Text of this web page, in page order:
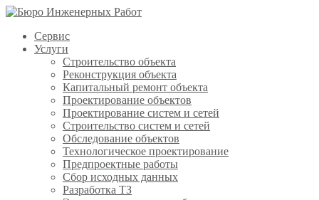
Сервис
Услуги
Строительство объекта
Реконструкция объекта
Капитальный ремонт объекта
Проектирование объектов
Проектирование систем и сетей
Строительство систем и сетей
Обследование объектов
Технологическое проектирование
Предпроектные работы
Сбор исходных данных
Разработка ТЗ